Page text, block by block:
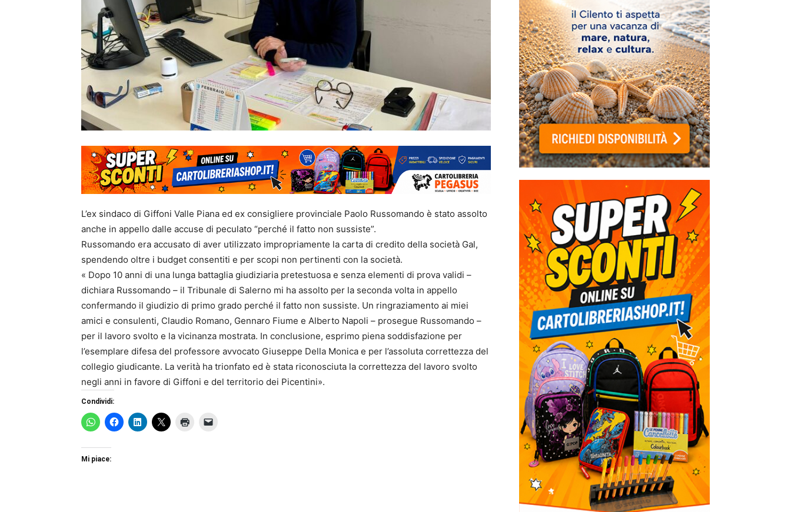
L’ex sindaco di Giffoni Valle Piana ed ex consigliere provinciale Paolo Russomando è stato assolto
anche in appello dalle accuse di peculato “perché il fatto non sussiste”.
Russomando era accusato di aver utilizzato impropriamente la carta di credito della società Gal,
spendendo oltre i budget consentiti e per scopi non pertinenti con la società.
« Dopo 10 anni di una lunga battaglia giudiziaria pretestuosa e senza elementi di prova validi –
dichiara Russomando – il Tribunale di Salerno mi ha assolto per la seconda volta in appello
confermando il giudizio di primo grado perché il fatto non sussiste. Un ringraziamento ai miei
amici e consulenti, Claudio Romano, Gennaro Fiume e Alberto Napoli – prosegue Russomando –
per il lavoro svolto e la vicinanza mostrata. In conclusione, esprimo piena soddisfazione per
l’esemplare difesa del professore avvocato Giuseppe Della Monica e per l’assoluta correttezza del
collegio giudicante. La verità ha trionfato ed è stata riconosciuta la correttezza del lavoro svolto
negli anni in favore di Giffoni e del territorio dei Picentini».
Condividi:
Mi piace: